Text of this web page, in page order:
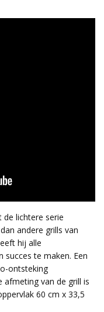
lichtere serie
andere grills van
hij alle
succes te maken. Een
ontsteking
afmeting van de grill is
60 cm x 33,5